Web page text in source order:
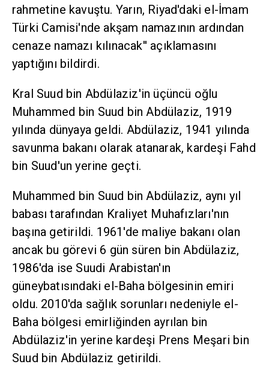
rahmetine kavuştu. Yarın, Riyad'daki el-İmam
Türki Camisi'nde akşam namazının ardından
cenaze namazı kılınacak'' açıklamasını
yaptığını bildirdi.
Kral Suud bin Abdülaziz'in üçüncü oğlu
Muhammed bin Suud bin Abdülaziz, 1919
yılında dünyaya geldi. Abdülaziz, 1941 yılında
savunma bakanı olarak atanarak, kardeşi Fahd
bin Suud'un yerine geçti.
Muhammed bin Suud bin Abdülaziz, aynı yıl
babası tarafından Kraliyet Muhafızları'nın
başına getirildi. 1961'de maliye bakanı olan
ancak bu görevi 6 gün süren bin Abdülaziz,
1986'da ise Suudi Arabistan'ın
güneybatısındaki el-Baha bölgesinin emiri
oldu. 2010'da sağlık sorunları nedeniyle el-
Baha bölgesi emirliğinden ayrılan bin
Abdülaziz'in yerine kardeşi Prens Meşari bin
Suud bin Abdülaziz getirildi.